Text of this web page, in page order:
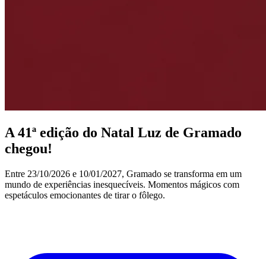
A 41ª edição do Natal Luz de Gramado
chegou!
Entre 23/10/2026 e 10/01/2027, Gramado se transforma em um
mundo de experiências inesquecíveis. Momentos mágicos com
espetáculos emocionantes de tirar o fôlego.